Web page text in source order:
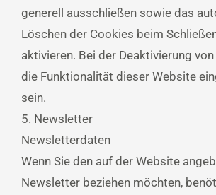
generell ausschließen sowie das
Löschen der Cookies beim
aktivieren. Bei der Deaktivierung
die Funktionalität dieser Website
sein.
5. Newsletter
Newsletterdaten
Wenn Sie den auf der Website
Newsletter beziehen möchten,